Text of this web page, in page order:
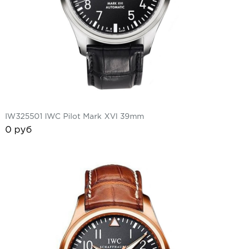
IW325501 IWC Pilot Mark XVI 39mm
0 руб
Ремешки для часов Harry Winston
Ремешки для часов Hermes
Ремешки для часов IWC
Ремешки для часов Jacob&Co
Ремешки для часов Jaeger LeCoultre
Ремешки для часов Maurice Lacroix
Ремешки для часов Omega
Ремешки для часов Panerai
Ремешки для часов Patek Philippe